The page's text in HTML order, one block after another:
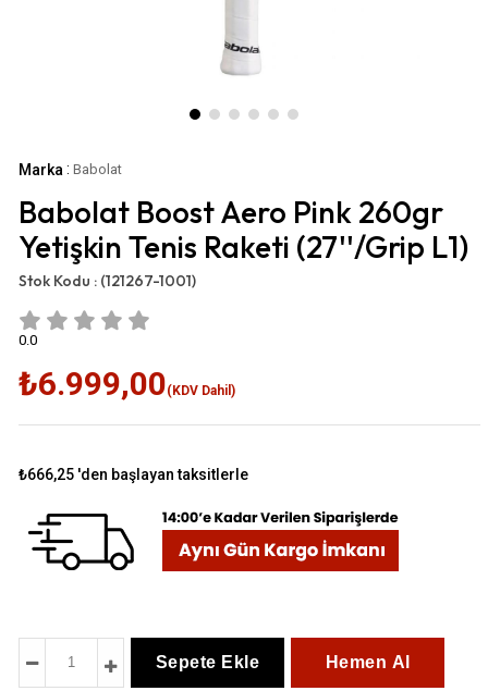
Marka : Babolat
Babolat Boost Aero Pink 260gr
Yetişkin Tenis Raketi (27''/Grip L1)
Stok Kodu : (121267-1001)
0.0
₺6.999,00(KDV Dahil)
₺666,25 'den başlayan taksitlerle